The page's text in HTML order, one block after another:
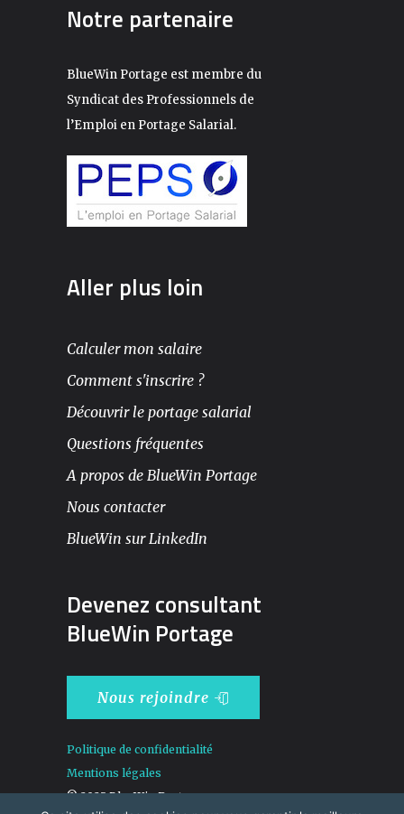
Notre partenaire
BlueWin Portage est membre du
Syndicat des Professionnels de
l’Emploi en Portage Salarial.
Aller plus loin
Calculer mon salaire
Comment s'inscrire ?
Découvrir le portage salarial
Questions fréquentes
A propos de BlueWin Portage
Nous contacter
BlueWin sur LinkedIn
Devenez consultant
BlueWin Portage
Nous rejoindre
Politique de confidentialité
Mentions légales
© 2025 BlueWin Portage